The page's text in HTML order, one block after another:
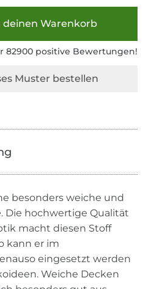
deinen Warenkorb
82900 positive Bewertungen!
besonders weiche und
Die hochwertige Qualität
macht diesen Stoff
kann er im
eingesetzt werden
Weiche Decken